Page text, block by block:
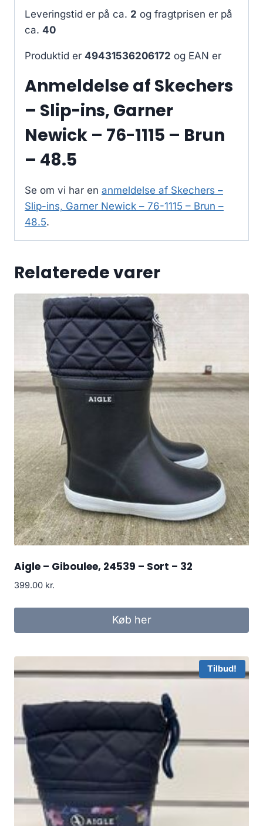
Leveringstid er på ca. 2 og fragtprisen er på
ca. 40
Produktid er 49431536206172 og EAN er
Anmeldelse af Skechers
– Slip-ins, Garner
Newick – 76-1115 – Brun
– 48.5
Se om vi har en anmeldelse af Skechers –
Slip-ins, Garner Newick – 76-1115 – Brun –
48.5.
Relaterede varer
Aigle – Giboulee, 24539 – Sort – 32
399.00 kr.
Køb her
Tilbud!